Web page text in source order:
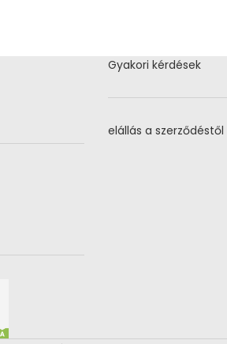
Gyakori kérdések
elállás a szerződéstől